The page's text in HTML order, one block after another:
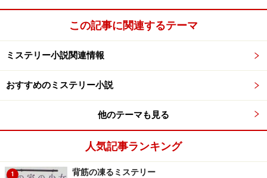
この記事に関連するテーマ
ミステリー小説関連情報
おすすめのミステリー小説
他のテーマも見る
人気記事ランキング
1 背筋の凍るミステリー